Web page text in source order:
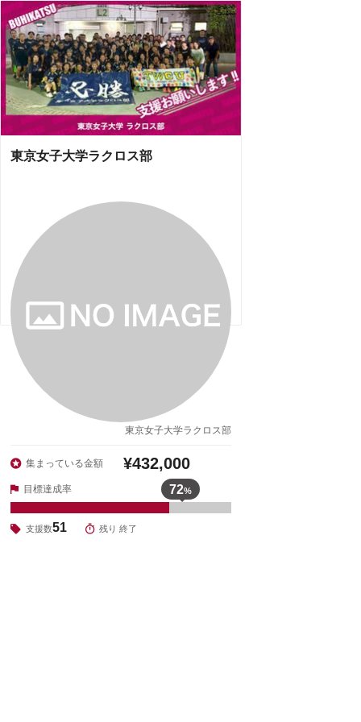
東京女子大学ラクロス部
東京女子大学ラクロス部
集まっている金額 ¥432,000
目標達成率 72%
支援数51 残り 終了